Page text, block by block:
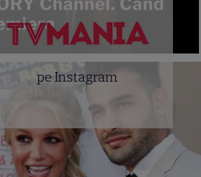
pe Instagram